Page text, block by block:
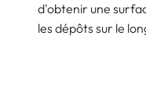
d'obtenir une
les dépôts sur le